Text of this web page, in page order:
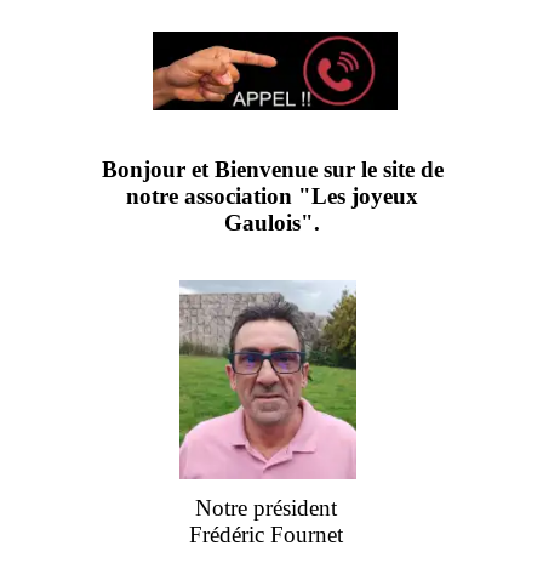
Bonjour et Bienvenue sur le site de
notre association "Les joyeux
Gaulois".
Notre président
Frédéric Fournet